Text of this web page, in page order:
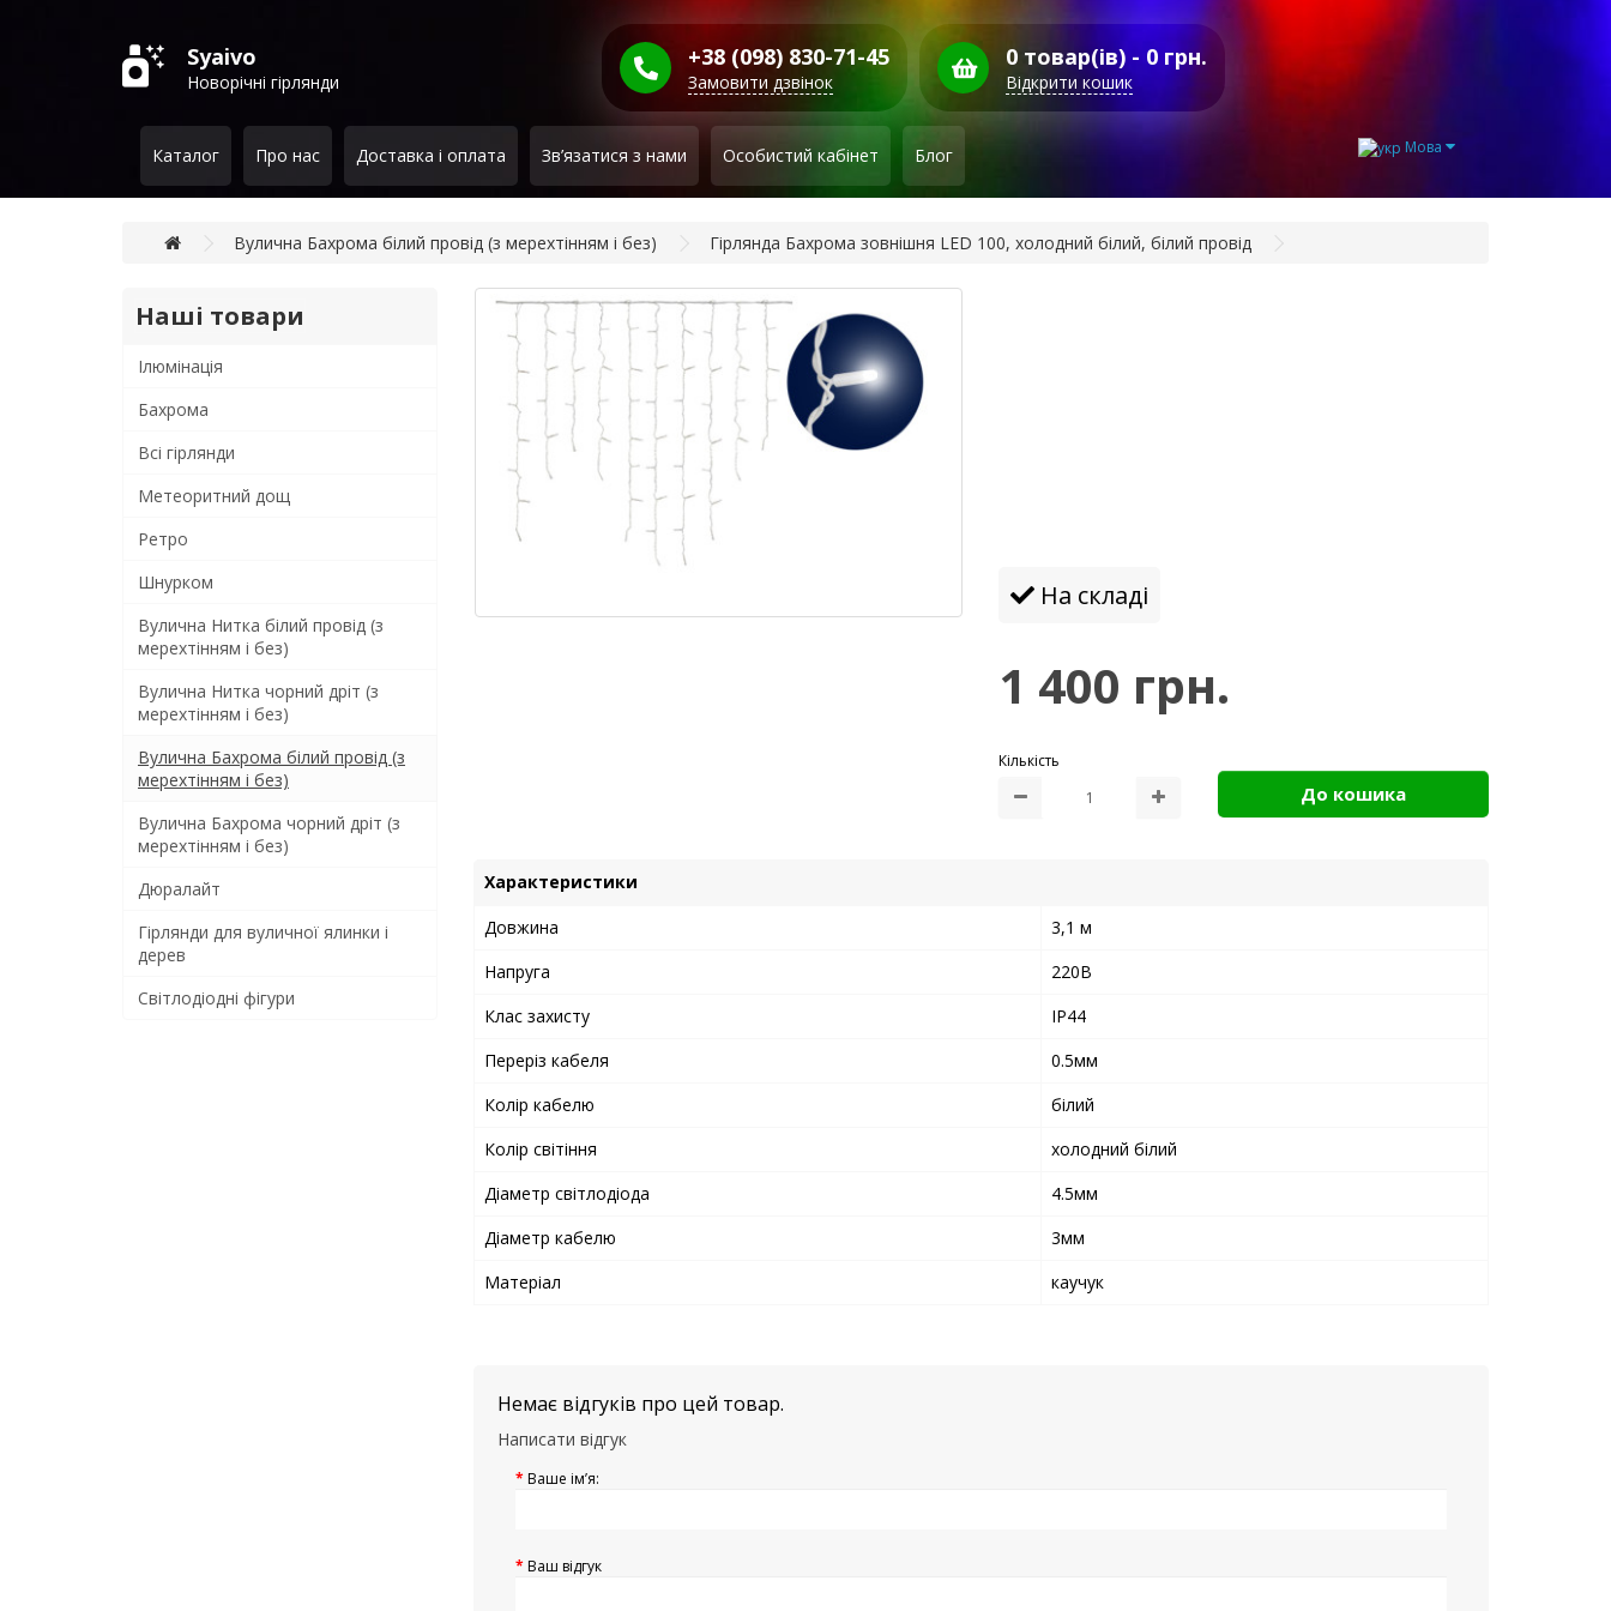
Syaivo
Новорічні гірлянди
+38 (098) 830-71-45
Замовити дзвінок
0 товар(ів) - 0 грн.
Відкрити кошик
Каталог Про нас Доставка і оплата Зв’язатися з нами Особистий кабінет Блог Мова
Вулична Бахрома білий провід (з мерехтінням і без) Гірлянда Бахрома зовнішня LED 100, холодний білий, білий провід
Наші товари
Ілюмінація
Бахрома
Всi гiрлянди
Метеоритний дощ
Ретро
Шнурком
Вулична Нитка білий провід (з
мерехтінням і без)
Вулична Нитка чорний дріт (з
мерехтінням і без)
Вулична Бахрома білий провід (з
мерехтінням і без)
Вулична Бахрома чорний дріт (з
мерехтінням і без)
Дюралайт
Гірлянди для вуличної ялинки і
дерев
Світлодіодні фігури
На складі
1 400 грн.
Кількість
До кошика
Характеристики
Довжина
3,1 м
Напруга
220В
Клас захисту
IP44
Переріз кабеля
0.5мм
Колір кабелю
білий
Колір світіння
холодний білий
Діаметр світлодіода
4.5мм
Діаметр кабелю
3мм
Матеріал
каучук
Немає відгуків про цей товар.
Написати відгук
Ваше ім’я:
Ваш відгук